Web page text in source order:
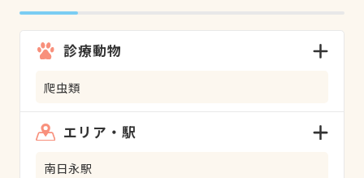
診療動物
爬虫類
エリア・駅
南日永駅